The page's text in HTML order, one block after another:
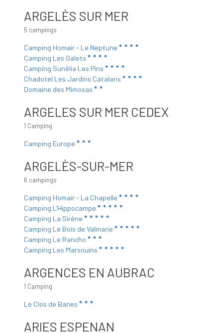
ARGELÈS SUR MER
5 campings
Camping Homair - Le Neptune
Camping Les Galets
Camping Sunêlia Les Pins
Chadotel Les Jardins Catalans
Domaine des Mimosas
ARGELES SUR MER CEDEX
1 Camping
Camping Europe
ARGELÈS-SUR-MER
6 campings
Camping Homair - La Chapelle
Camping L'Hippocampe
Camping La Sirène
Camping Le Bois de Valmarie
Camping Le Rancho
Camping Les Marsouins
ARGENCES EN AUBRAC
1 Camping
Le Clos de Banes
ARIES ESPENAN